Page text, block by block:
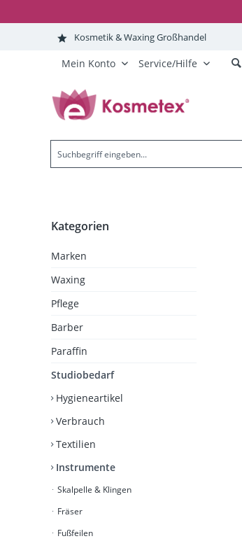
Kosmetik & Waxing Großhandel
Mein Konto Service/Hilfe
Kategorien
Marken
Waxing
Pflege
Barber
Paraffin
Studiobedarf
Hygieneartikel
Verbrauch
Textilien
Instrumente
Skalpelle & Klingen
Fräser
Fußfeilen